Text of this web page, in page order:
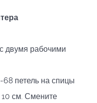
двумя рабочими
петель на спицы
см. Смените